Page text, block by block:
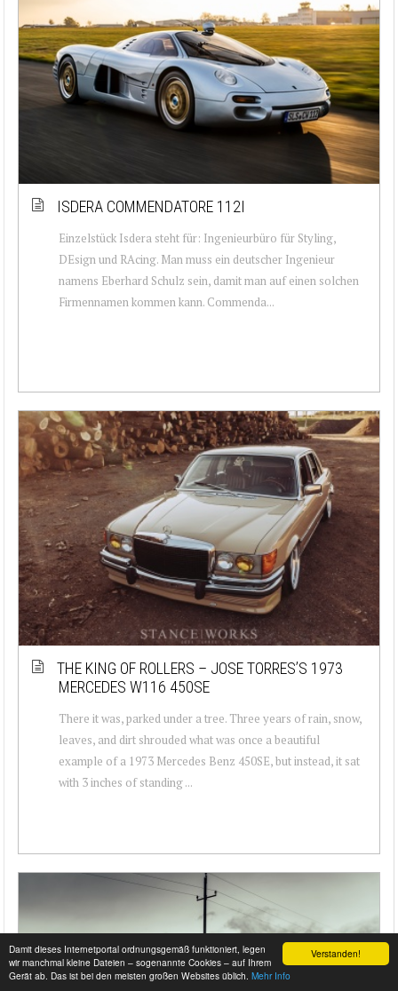
Verstanden!
Damit dieses Internetportal ordnungsgemäß funktioniert, legen
wir manchmal kleine Dateien – sogenannte Cookies – auf Ihrem
Gerät ab. Das ist bei den meisten großen Websites üblich. Mehr Info
ISDERA COMMENDATORE 112I
Einzelstück Isdera steht für: Ingenieurbüro für Styling,
DEsign und RAcing. Man muss ein deutscher Ingenieur
namens Eberhard Schulz sein, damit man auf einen solchen
Firmennamen kommen kann. Commenda...
THE KING OF ROLLERS – JOSE TORRES’S 1973
MERCEDES W116 450SE
There it was, parked under a tree. Three years of rain, snow,
leaves, and dirt shrouded what was once a beautiful
example of a 1973 Mercedes Benz 450SE, but instead, it sat
with 3 inches of standing ...